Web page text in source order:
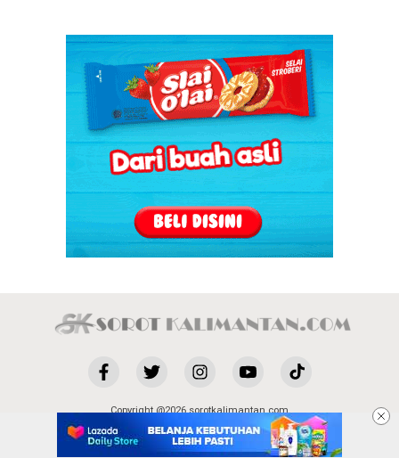
Copyright @2026 sorotkalimantan.com
All Rights Reserved